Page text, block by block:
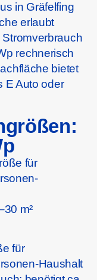
in Gräfelfing
erlaubt
rechnerisch
bietet
E Auto oder
für
m²
für
Haushalt